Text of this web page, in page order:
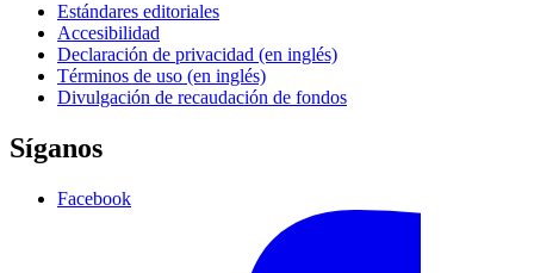
Estándares editoriales
Accesibilidad
Declaración de privacidad (en inglés)
Términos de uso (en inglés)
Divulgación de recaudación de fondos
Síganos
Facebook